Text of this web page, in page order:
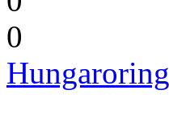
0
Hungaroring